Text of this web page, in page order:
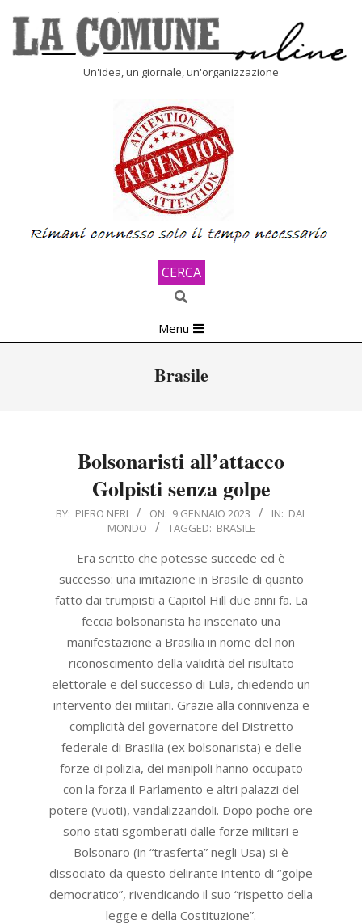
content
Un'idea, un giornale, un'organizzazione
CERCA
Search
Navigation
Menu
Brasile
Bolsonaristi all’attacco
Golpisti senza golpe
2023-
BY: PIERO NERI ON: 9 GENNAIO 2023 IN: DAL
MONDO
TAGGED: BRASILE
Era scritto che potesse succede ed è
successo: una imitazione in Brasile di quanto
fatto dai trumpisti a Capitol Hill due anni fa. La
feccia bolsonarista ha inscenato una
manifestazione a Brasilia in nome del non
riconoscimento della validità del risultato
elettorale e del successo di Lula, chiedendo un
intervento dei militari. Grazie alla connivenza e
complicità del governatore del Distretto
federale di Brasilia (ex bolsonarista) e delle
forze di polizia, dei manipoli hanno occupato
con la forza il Parlamento e altri palazzi del
potere (vuoti), vandalizzandoli. Dopo poche ore
sono stati sgomberati dalle forze militari e
Bolsonaro (in “trasferta” negli Usa) si è
dissociato da questo delirante intento di “golpe
democratico”, rivendicando il suo “rispetto della
legge e della Costituzione”.